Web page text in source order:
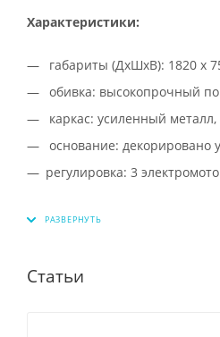
Характеристики:
габариты (ДхШхВ): 1820 х
обивка: высокопрочный
каркас: усиленный
основание: декорировано
регулировка: 3
Статьи